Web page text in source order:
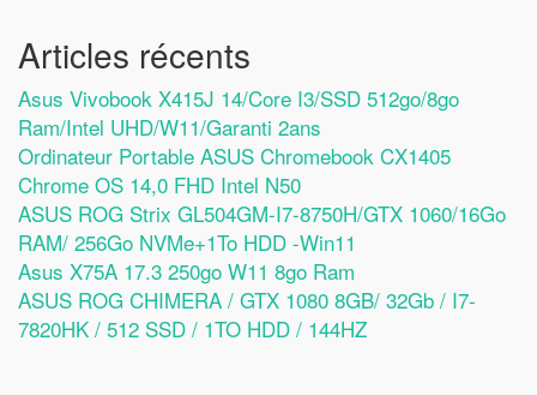
Articles récents
Asus Vivobook X415J 14/Core I3/SSD 512go/8go
Ram/Intel UHD/W11/Garanti 2ans
Ordinateur Portable ASUS Chromebook CX1405
Chrome OS 14,0 FHD Intel N50
ASUS ROG Strix GL504GM-I7-8750H/GTX 1060/16Go
RAM/ 256Go NVMe+1To HDD -Win11
Asus X75A 17.3 250go W11 8go Ram
ASUS ROG CHIMERA / GTX 1080 8GB/ 32Gb / I7-
7820HK / 512 SSD / 1TO HDD / 144HZ